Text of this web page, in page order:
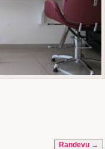
Randevu →